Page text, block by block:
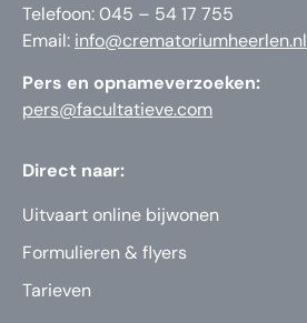
Telefoon: 045 – 54 17 755
Email: info@crematoriumheerlen.nl
Pers en opnameverzoeken:
pers@facultatieve.com
Direct naar:
Uitvaart online bijwonen
Formulieren & flyers
Tarieven